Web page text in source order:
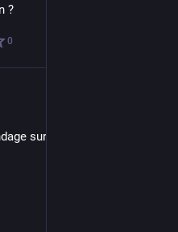
?
0
sur Mastodon